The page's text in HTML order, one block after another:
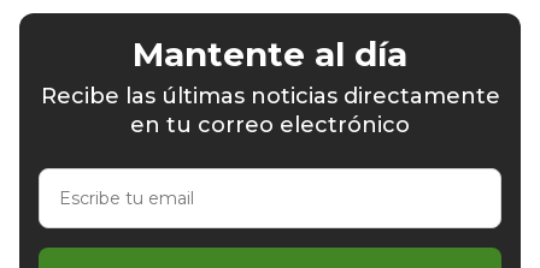
Mantente al día
Recibe las últimas noticias directamente
en tu correo electrónico
Escribe
email